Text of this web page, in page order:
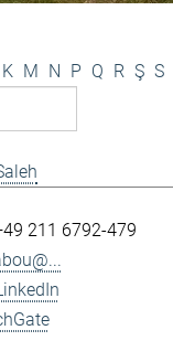
K M N P Q R Ş S
211 6792-479